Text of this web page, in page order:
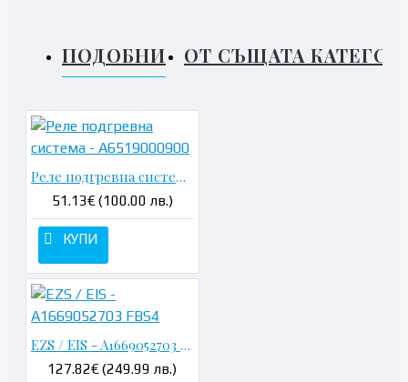
ПОДОБНИ ОТ СЪЩАТА
Реле подгревна система - A6519000900
51.13€ (100.00 лв.)
КУПИ
EZS / EIS - A1669052703 FBS4
127.82€ (249.99 лв.)